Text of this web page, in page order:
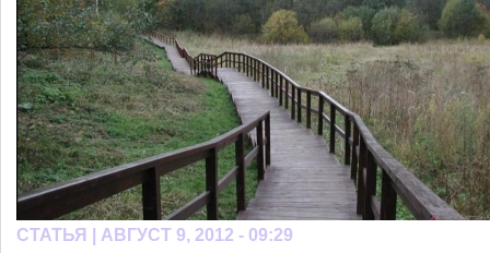
СТАТЬЯ | АВГУСТ 9, 2012 - 09:29